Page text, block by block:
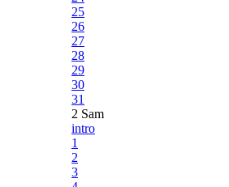
25
26
27
28
29
30
31
2 Sam
intro
1
2
3